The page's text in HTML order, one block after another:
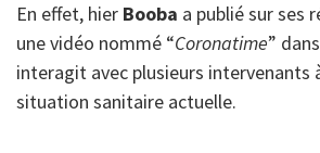
En effet, hier Booba a publié sur ses
une vidéo nommé “Coronatime”
interagit avec plusieurs intervenants
situation sanitaire actuelle.